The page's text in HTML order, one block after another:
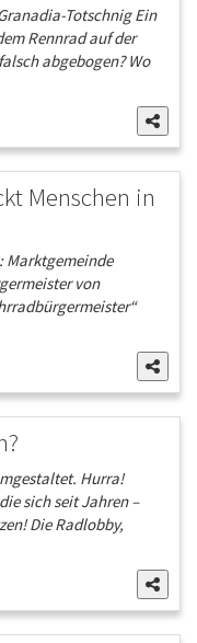
Totschnig Ein
Rennrad auf der
abgebogen? Wo
Menschen in
Marktgemeinde
von
Hurra!
sich seit Jahren –
Die Radlobby,